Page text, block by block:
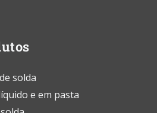
solda
e em pasta